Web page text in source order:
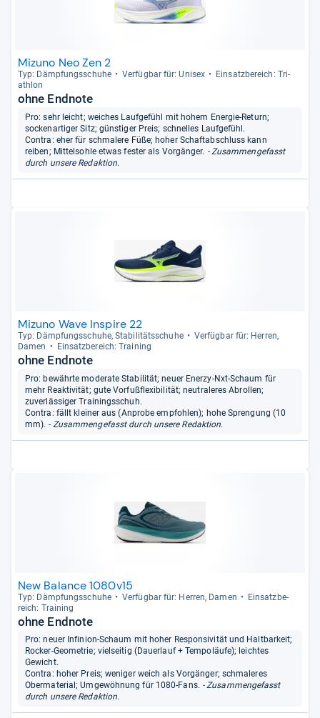
Mizuno Neo Zen 2
Typ: Dämp­fungs­schuhe Ver­füg­bar für: Uni­sex
Ein­satz­be­reich: Tri­
ath­lon
ohne Endnote
Pro: sehr leicht; weiches Laufgefühl mit hohem Energie-Return;
sockenartiger Sitz; günstiger Preis; schnelles Laufgefühl.
Contra: eher für schmalere Füße; hoher Schaftabschluss kann
reiben; Mittelsohle etwas fester als Vorgänger. - Zusammengefasst
durch unsere Redaktion.
Mizuno Wave Inspire 22
Typ: Dämp­fungs­schuhe, Sta­bi­li­täts­schuhe
Ver­füg­bar für: Her­ren,
Damen
Ein­satz­be­reich: Trai­ning
ohne Endnote
Pro: bewährte moderate Stabilität; neuer Enerzy-Nxt-Schaum für
mehr Reaktivität; gute Vorfußflexibilität; neutraleres Abrollen;
zuverlässiger Trainingsschuh.
Contra: fällt kleiner aus (Anprobe empfohlen); hohe Sprengung (10
mm). - Zusammengefasst durch unsere Redaktion.
New Balance 1080v15
Typ: Dämp­fungs­schuhe Ver­füg­bar für: Her­ren, Damen
Ein­satz­be­
reich: Trai­ning
ohne Endnote
Pro: neuer Infinion-Schaum mit hoher Responsivität und Haltbarkeit;
Rocker-Geometrie; vielseitig (Dauerlauf + Tempoläufe); leichtes
Gewicht.
Contra: hoher Preis; weniger weich als Vorgänger; schmaleres
Obermaterial; Umgewöhnung für 1080-Fans. - Zusammengefasst
durch unsere Redaktion.